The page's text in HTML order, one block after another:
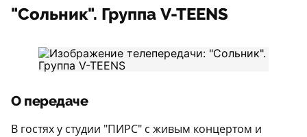
"Сольник". Группа V-TEENS
О передаче
В гостях у студии "ПИРС" с живым концертом и